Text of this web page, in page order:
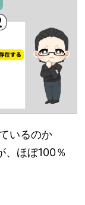
いるのか
、ほぼ100％